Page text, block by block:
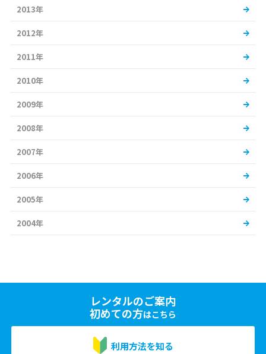
2013年
2012年
2011年
2010年
2009年
2008年
2007年
2006年
2005年
2004年
レンタルのご案内
初めての方はこちら
利用方法を知る